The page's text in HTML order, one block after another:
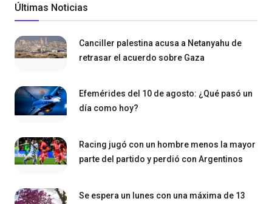
Últimas Noticias
Canciller palestina acusa a Netanyahu de
retrasar el acuerdo sobre Gaza
Efemérides del 10 de agosto: ¿Qué pasó un
día como hoy?
Racing jugó con un hombre menos la mayor
parte del partido y perdió con Argentinos
Se espera un lunes con una máxima de 13